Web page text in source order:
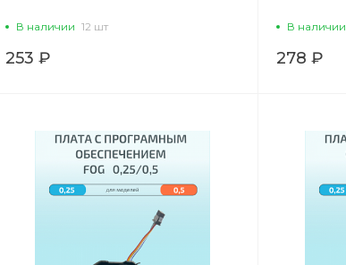
В наличии 12 шт
253 ₽
В наличии
278 ₽